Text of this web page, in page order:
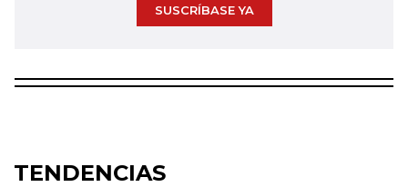
SUSCRÍBASE YA
TENDENCIAS